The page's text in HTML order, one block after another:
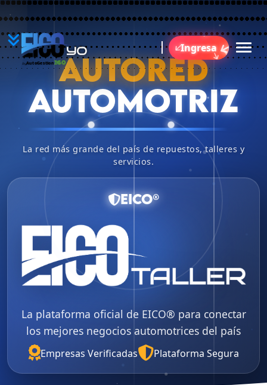
YO
BU
AutoGestion 360
Ingresa
AUTORED
AUTOMOTRIZ
La red más grande del país de repuestos, talleres y
servicios.
EICO®
La plataforma oficial de EICO® para conectar
los mejores negocios automotrices del país
Empresas Verificadas Plataforma Segura